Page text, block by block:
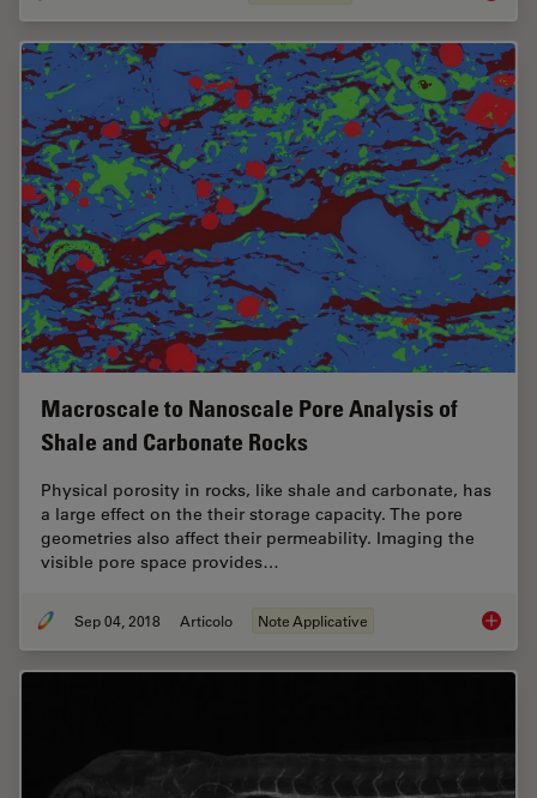
Macroscale to Nanoscale Pore Analysis of
Shale and Carbonate Rocks
Physical porosity in rocks, like shale and carbonate, has
a large effect on the their storage capacity. The pore
geometries also affect their permeability. Imaging the
visible pore space provides…
Sep 04, 2018 Articolo Note Applicative